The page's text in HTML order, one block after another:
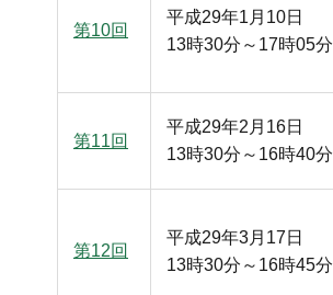
第10回
平成29年1月10日
13時30分～17時05分
第11回
平成29年2月16日
13時30分～16時40分
第12回
平成29年3月17日
13時30分～16時45分